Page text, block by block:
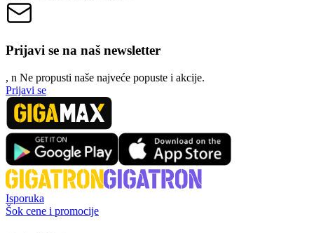
Prijavi se na naš newsletter
, n Ne propusti naše najveće popuste i akcije.
Prijavi se
Isporuka
Šok cene i promocije